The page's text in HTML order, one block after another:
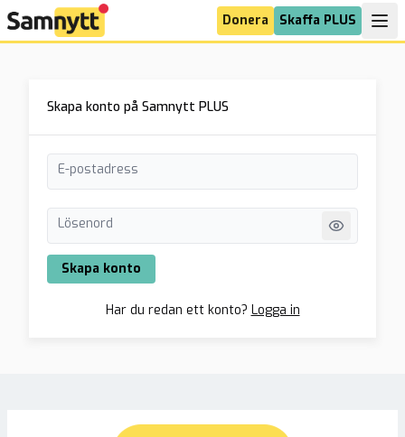
Donera Skaffa PLUS
Skapa konto på Samnytt PLUS
E-postadress
Lösenord
Skapa konto
Har du redan ett konto? Logga in